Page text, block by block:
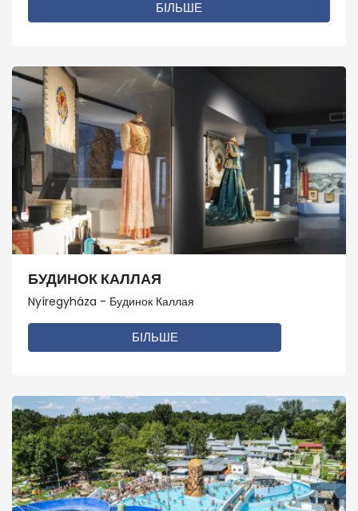
БІЛЬШЕ
БУДИНОК КАЛЛАЯ
Nyíregyháza - Будинок Каллая
БІЛЬШЕ